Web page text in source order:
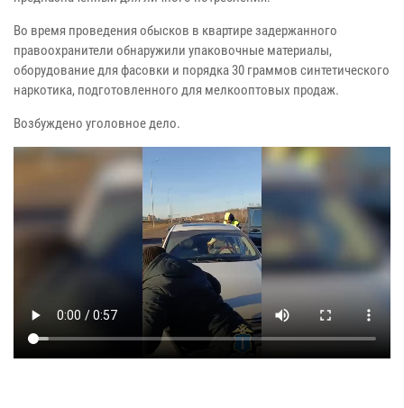
Во время проведения обысков в квартире задержанного
правоохранители обнаружили упаковочные материалы,
оборудование для фасовки и порядка 30 граммов синтетического
наркотика, подготовленного для мелкооптовых продаж.
Возбуждено уголовное дело.